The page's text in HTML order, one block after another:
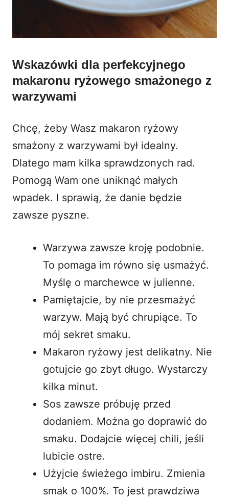
Wskazówki dla perfekcyjnego
makaronu ryżowego smażonego z
warzywami
Chcę, żeby Wasz makaron ryżowy
smażony z warzywami był idealny.
Dlatego mam kilka sprawdzonych rad.
Pomogą Wam one uniknąć małych
wpadek. I sprawią, że danie będzie
zawsze pyszne.
Warzywa zawsze kroję podobnie.
To pomaga im równo się usmażyć.
Myślę o marchewce w julienne.
Pamiętajcie, by nie przesmażyć
warzyw. Mają być chrupiące. To
mój sekret smaku.
Makaron ryżowy jest delikatny. Nie
gotujcie go zbyt długo. Wystarczy
kilka minut.
Sos zawsze próbuję przed
dodaniem. Można go doprawić do
smaku. Dodajcie więcej chili, jeśli
lubicie ostre.
Użyjcie świeżego imbiru. Zmienia
smak o 100%. To jest prawdziwa